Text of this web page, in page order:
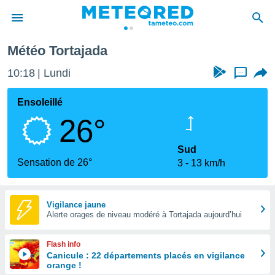
de
Météo Tortajada
10:18 Lundi ...
Ensoleillé
26°
Sensation de 26°
Sud
3
13 km/h
Vigilance jaune
Alerte orages de niveau modéré à Tortajada aujourd’hui
Flash info
Canicule : 22 départements placés en vigilance
orange !